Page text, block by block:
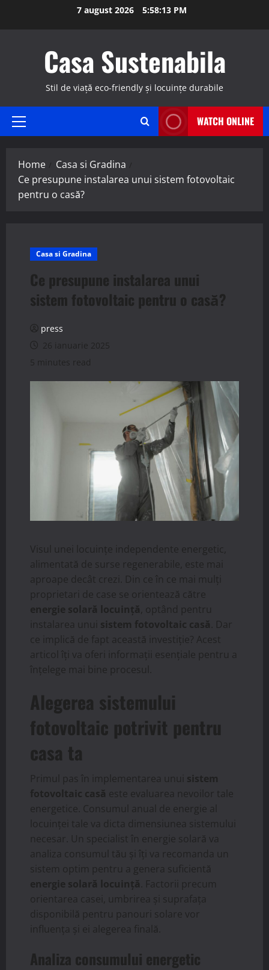
7 august 2026 5:58:14 PM
Casa Sustenabila
Stil de viață eco-friendly și locuințe durabile
Primary
WATCH ONLINE
Home
Casa si Gradina
Ce presupune instalarea unui sistem fotovoltaic
pentru o casă?
Casa si Gradina
Ce presupune instalarea unui
sistem fotovoltaic pentru o casă?
press
26 ianuarie 2025
5 minutes read
Visul unei locuințe independente energetic,
alimentată de surse regenerabile, este mai
aproape decât crezi. Din ce în ce mai mulți
proprietari de case se orientează către
energie solară locuință , optând pentru
instalarea unui sistem fotovoltaic casă . Dar
ce implică de fapt această investiție? Acest
articol îți va oferi informații esențiale pentru a
înțelege mai bine procesul.
Alegerea sistemului
fotovoltaic potrivit pentru
casa ta
Primul pas în implementarea unui sistem
fotovoltaic casă este evaluarea nevoilor tale
energetice. Consumul anual de energie al
locuinței tale va dicta dimensiunea sistemului
necesar. Un specialist în energie solară va
analiza consumul tău și îți va recomanda un
sistem optim pentru a genera suficientă
energie solară locuință . Factorii precum
orientarea casei, umbrirea și suprafața
disponibilă pentru panouri solare vor
influența și ei alegerea finală.
Analiza consumului energetic